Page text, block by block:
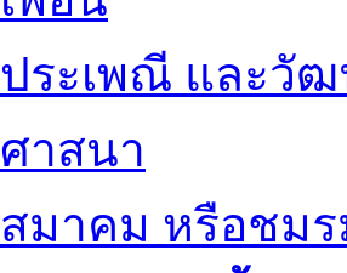
ประเพณี และวัฒ
ศาสนา
สมาคม หรือชมร